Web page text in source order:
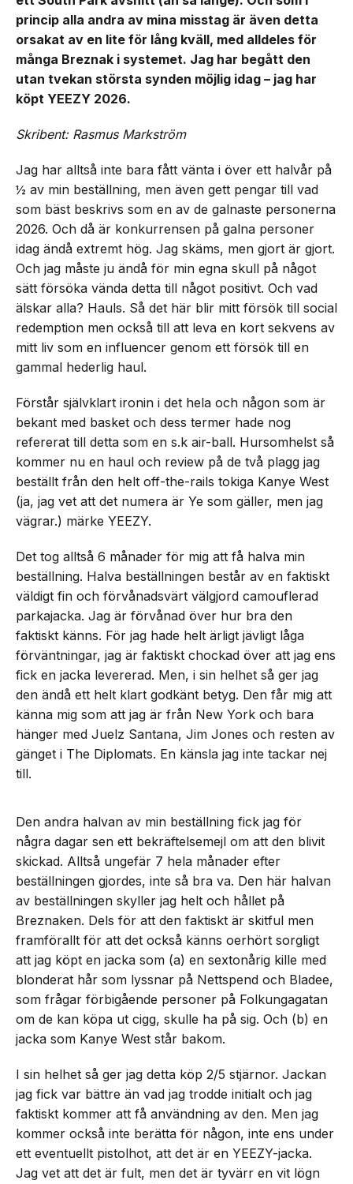
princip alla andra av mina misstag är även detta
orsakat av en lite för lång kväll, med alldeles för
många Breznak i systemet. Jag har begått den
utan tvekan största synden möjlig idag – jag har
köpt YEEZY 2026.
Skribent: Rasmus Markström
Jag har alltså inte bara fått vänta i över ett halvår på
½ av min beställning, men även gett pengar till vad
som bäst beskrivs som en av de galnaste personerna
2026. Och då är konkurrensen på galna personer
idag ändå extremt hög. Jag skäms, men gjort är gjort.
Och jag måste ju ändå för min egna skull på något
sätt försöka vända detta till något positivt. Och vad
älskar alla? Hauls. Så det här blir mitt försök till social
redemption men också till att leva en kort sekvens av
mitt liv som en influencer genom ett försök till en
gammal hederlig haul.
Förstår självklart ironin i det hela och någon som är
bekant med basket och dess termer hade nog
refererat till detta som en s.k air-ball. Hursomhelst så
kommer nu en haul och review på de två plagg jag
beställt från den helt off-the-rails tokiga Kanye West
(ja, jag vet att det numera är Ye som gäller, men jag
vägrar.) märke YEEZY.
Det tog alltså 6 månader för mig att få halva min
beställning. Halva beställningen består av en faktiskt
väldigt fin och förvånadsvärt välgjord camouflerad
parkajacka. Jag är förvånad över hur bra den
faktiskt känns. För jag hade helt ärligt jävligt låga
förväntningar, jag är faktiskt chockad över att jag ens
fick en jacka levererad. Men, i sin helhet så ger jag
den ändå ett helt klart godkänt betyg. Den får mig att
känna mig som att jag är från New York och bara
hänger med Juelz Santana, Jim Jones och resten av
gänget i The Diplomats. En känsla jag inte tackar nej
till.
Den andra halvan av min beställning fick jag för
några dagar sen ett bekräftelsemejl om att den blivit
skickad. Alltså ungefär 7 hela månader efter
beställningen gjordes, inte så bra va. Den här halvan
av beställningen skyller jag helt och hållet på
Breznaken. Dels för att den faktiskt är skitful men
framförallt för att det också känns oerhört sorgligt
att jag köpt en jacka som (a) en sextonårig kille med
blonderat hår som lyssnar på Nettspend och Bladee,
som frågar förbigående personer på Folkungagatan
om de kan köpa ut cigg, skulle ha på sig. Och (b) en
jacka som Kanye West står bakom.
I sin helhet så ger jag detta köp 2/5 stjärnor. Jackan
jag fick var bättre än vad jag trodde initialt och jag
faktiskt kommer att få användning av den. Men jag
kommer också inte berätta för någon, inte ens under
ett eventuellt pistolhot, att det är en YEEZY-jacka.
Jag vet att det är fult, men det är tyvärr en vit lögn